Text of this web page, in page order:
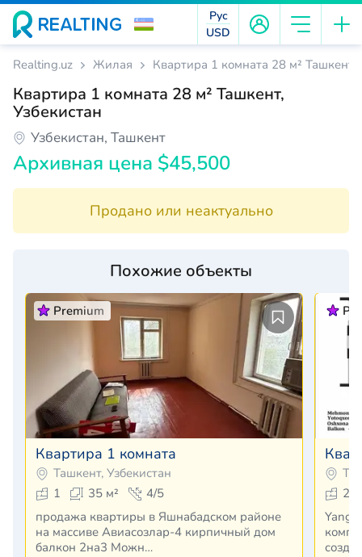
Рус
USD
Realting.uz Жилая Квартира 1 комната 28 м² Ташкент,
Квартира 1 комната 28 м² Ташкент,
Узбекистан
Узбекистан, Ташкент
Архивная цена $45,500
Продано или неактуально
Похожие объекты
Premium
Квартира 1 комната
Ташкент, Узбекистан
1
35 м²
4/5
продажа квартиры в Яшнабадском районе
на массиве Авиасозлар-4 кирпичный дом
балкон 2на3 Можн…
2
Yangi